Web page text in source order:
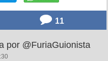
11
por @FuriaGuionista